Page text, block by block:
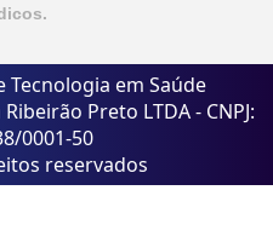
Tecnologia em Saúde
Preto LTDA - CNPJ:
0001-50
reservados